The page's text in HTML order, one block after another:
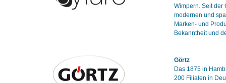
Wimpern. Seit der
modernen und
Marken- und
Bekanntheit und
Görtz
Das 1875 in
200 Filialen in